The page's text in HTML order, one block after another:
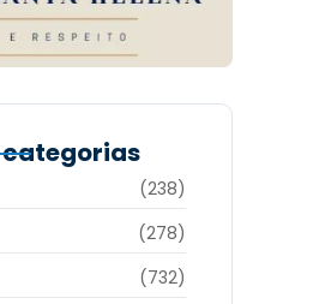
categorias
(238)
(278)
(732)